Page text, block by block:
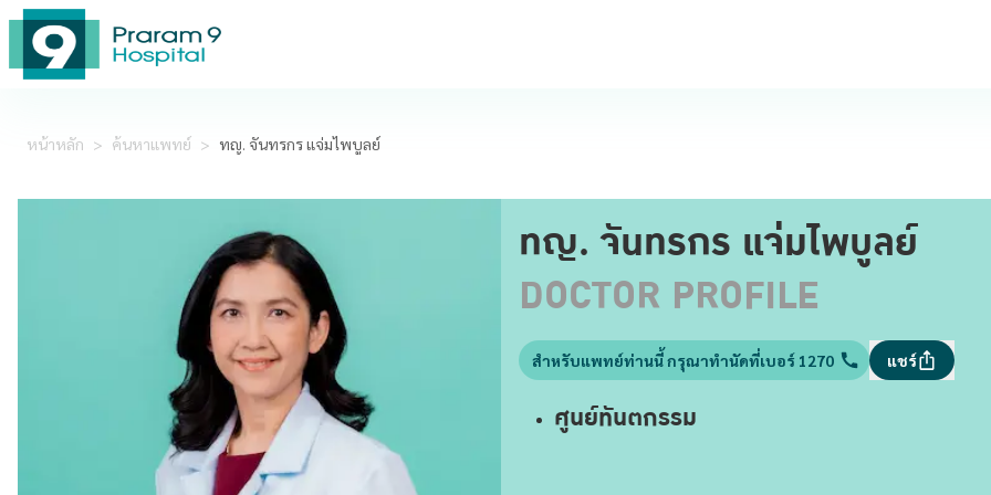
หน้าหลัก > ค้นหาแพทย์ > ทญ. จันทรกร แจ่มไพบูลย์
ทญ. จันทรกร แจ่มไพบูลย์
DOCTOR PROFILE
สำหรับแพทย์ท่านนี้ กรุณาทำนัดที่เบอร์ 1270 แชร์
ศูนย์ทันตกรรม